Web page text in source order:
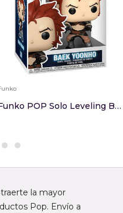
Funko POP Solo Leveling Baek Yoonho
traerte la mayor
Pop. Envío a